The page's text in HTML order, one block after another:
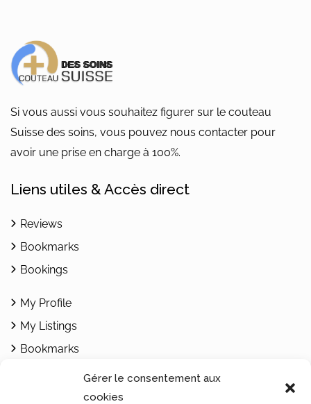
Gérer le consentement aux
cookies
Si vous aussi vous souhaitez figurer sur le couteau
Suisse des soins, vous pouvez nous contacter pour
avoir une prise en charge à 100%.
Liens utiles & Accès direct
Reviews
Bookmarks
Bookings
My Profile
My Listings
Bookmarks